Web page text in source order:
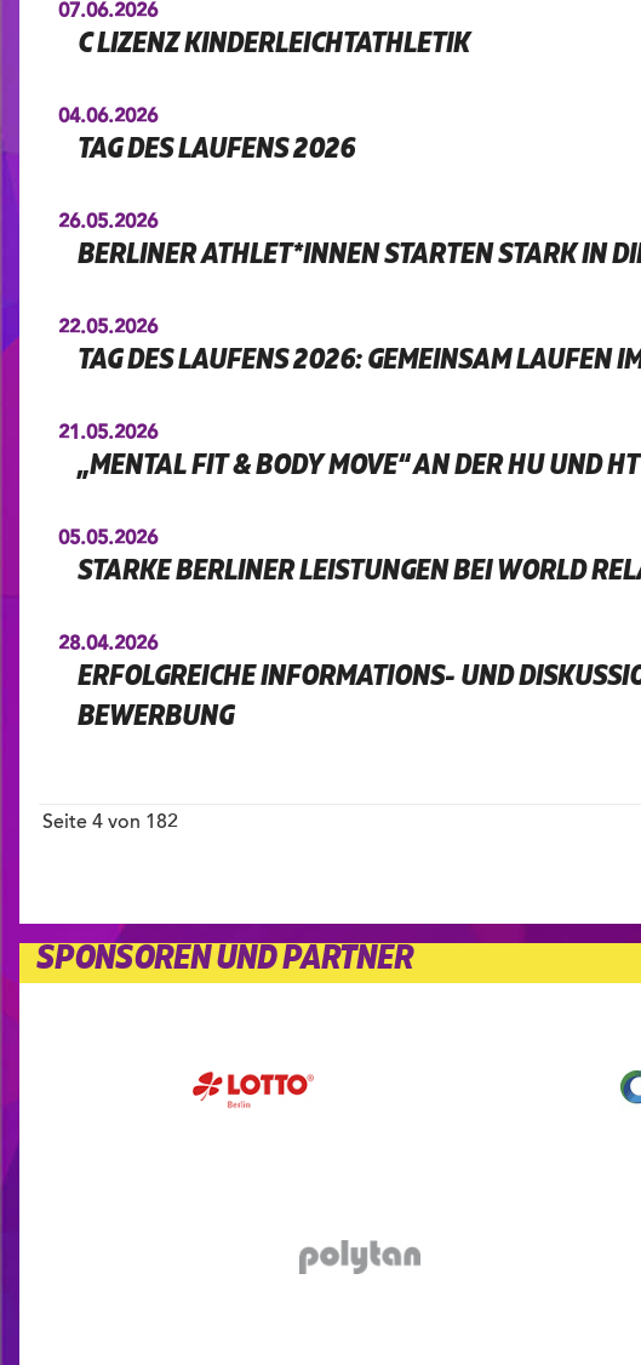
07.06.2026
C LIZENZ KINDERLEICHTATHLETIK
04.06.2026
TAG DES LAUFENS 2026
26.05.2026
BERLINER ATHLET*INNEN STARTEN STARK IN
22.05.2026
TAG DES LAUFENS 2026: GEMEINSAM LAUFEN
21.05.2026
„MENTAL FIT & BODY MOVE“ AN DER HU UND
05.05.2026
STARKE BERLINER LEISTUNGEN BEI WORLD
28.04.2026
ERFOLGREICHE INFORMATIONS- UND
BEWERBUNG
Seite 4 von 182
SPONSOREN UND PARTNER